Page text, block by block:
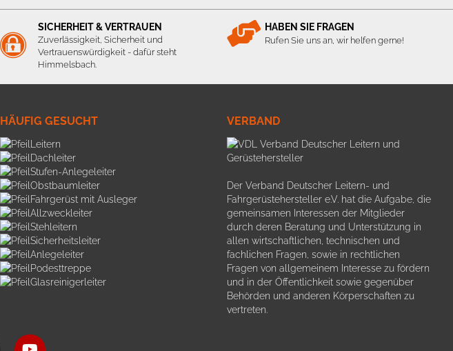
SICHERHEIT & VERTRAUEN
Zuverlässigkeit, Sicherheit und
Vertrauenswürdigkeit - dafür steht
Himmelsbach.
HABEN SIE FRAGEN
Rufen Sie uns an, wir helfen gerne!
HÄUFIG GESUCHT
Leitern
Dachleiter
Stufen-Anlegeleiter
Obstbaumleiter
Fahrgerüst mit Ausleger
Allzweckleiter
Stehleitern
Sicherheitsleiter
Anlegeleiter
Podesttreppe
Glasreinigerleiter
VERBAND
Der Verband Deutscher Leitern- und
Fahrgerüstehersteller e.V. hat die Aufgabe, die
gemeinsamen Interessen der Mitglieder
durch deren Beratung und Unterstützung in
allen wirtschaftlichen, technischen und
fachlichen Fragen, sowie in rechtlichen
Fragen von allgemeinem Interesse zu fördern
und in der Öffentlichkeit sowie gegenüber
Behörden und anderen Körperschaften zu
vertreten.